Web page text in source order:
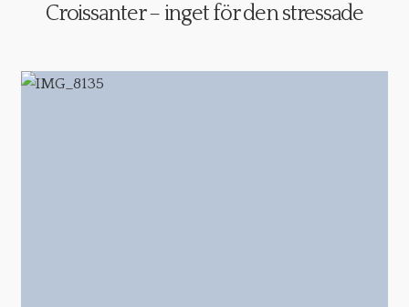
Croissanter – inget för den stressade